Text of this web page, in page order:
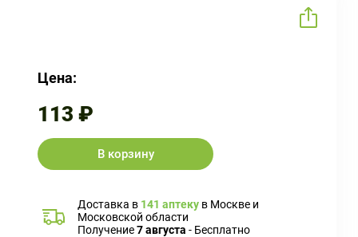
Цена:
113 ₽
В корзину
Доставка в 141 аптеку в Москве и
Московской области
Получение7 августа - Бесплатно